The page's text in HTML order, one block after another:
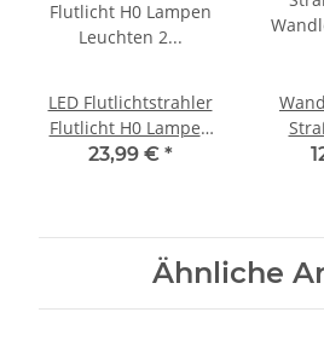
LED Flutlichtstrahler
Flutlicht H0 Lampen
Leuchten 2 Strahler
23,99 € *
Ähnliche